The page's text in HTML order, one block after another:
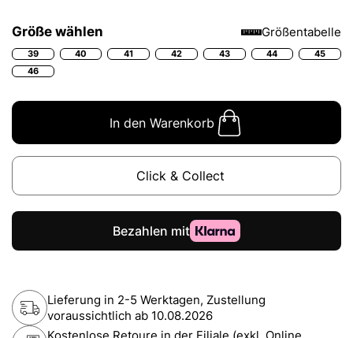
Größe wählen Größentabelle
39 40 41 42 43 44
45
46
In den Warenkorb
Click & Collect
Lieferung in 2-5 Werktagen, Zustellung
voraussichtlich ab 10.08.2026
Kostenlose Retoure in der Filiale (exkl. Online